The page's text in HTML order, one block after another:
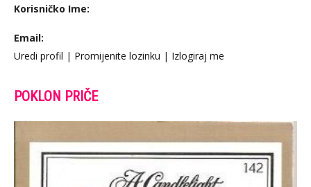
Korisničko Ime:
Email:
Uredi profil | Promijenite lozinku | Izlogiraj me
POKLON PRIČE